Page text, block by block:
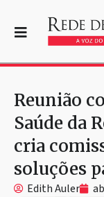
Reunião
Saúde da
cria
soluções
Edith Auler